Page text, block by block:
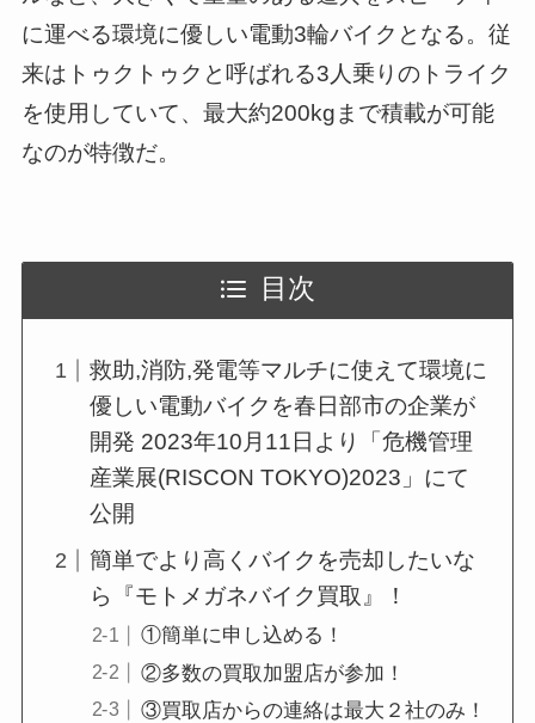
に運べる環境に優しい電動3輪バイクとなる。従
来はトゥクトゥクと呼ばれる3人乗りのトライク
を使用していて、最大約200kgまで積載が可能
なのが特徴だ。
目次
救助,消防,発電等マルチに使えて環境に
優しい電動バイクを春日部市の企業が
開発 2023年10月11日より「危機管理
産業展(RISCON TOKYO)2023」にて
公開
簡単でより高くバイクを売却したいな
ら『モトメガネバイク買取』！
①簡単に申し込める！
②多数の買取加盟店が参加！
③買取店からの連絡は最大２社のみ！